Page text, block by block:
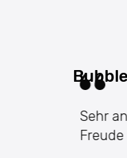
Sehr
Freude